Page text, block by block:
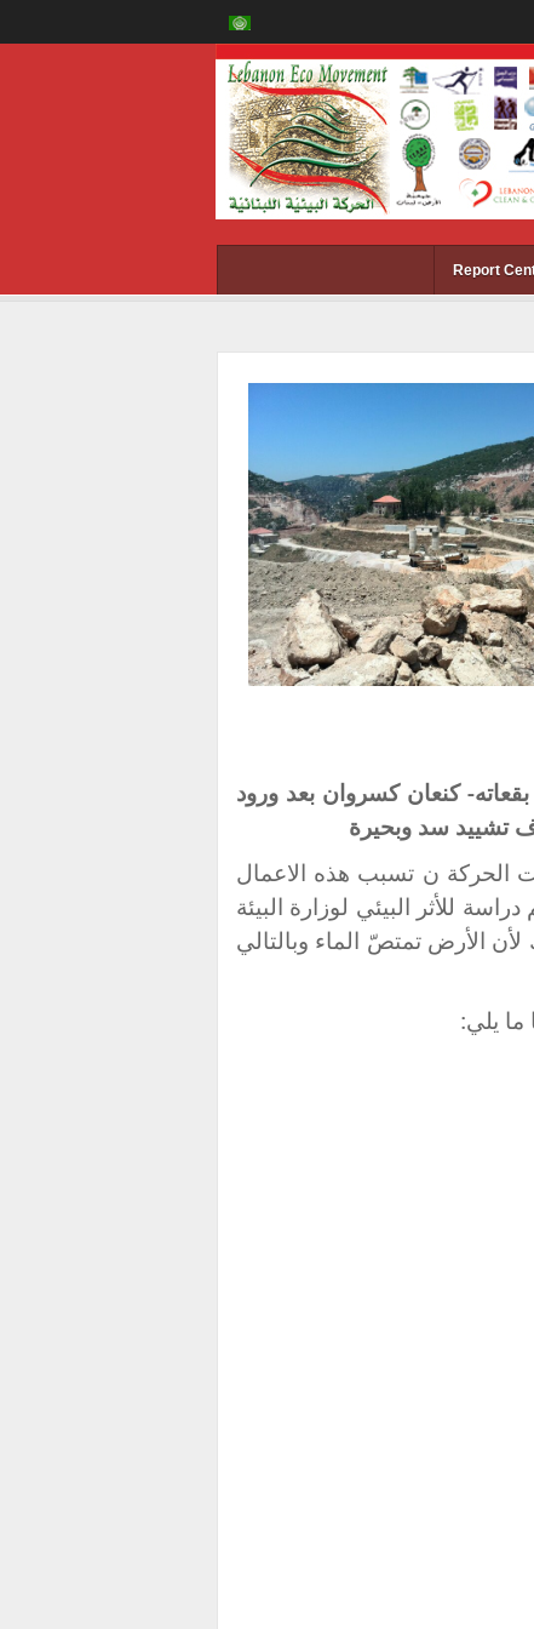
Report
كنعان كسروان بعد ورود
تشييد سد وبحيرة
الحركة ن تسبب هذه الاعمال
للأثر البيئي لوزارة البيئة
الأرض تمتصّ الماء وبالتالي
ما يلي: